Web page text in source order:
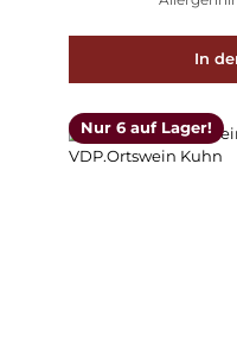
In
Nur 6 auf Lager!